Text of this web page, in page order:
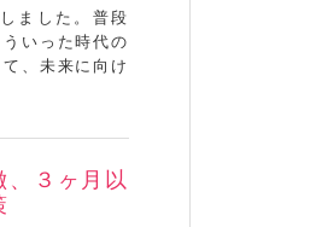
ました。普段
いった時代の
、未来に向け
、３ヶ月以